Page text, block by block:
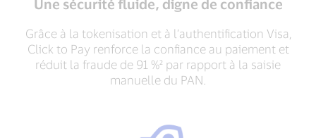
Une sécurité fluide, digne de confiance
Grâce à la tokenisation et à l’authentification Visa,
Click to Pay renforce la confiance au paiement et
réduit la fraude de 91 %² par rapport à la saisie
manuelle du PAN.